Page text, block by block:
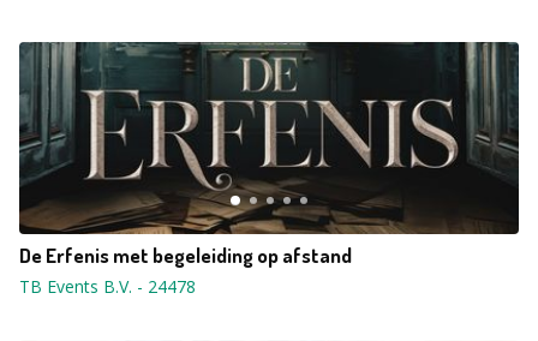
De Erfenis met begeleiding op afstand
TB Events B.V. - 24478